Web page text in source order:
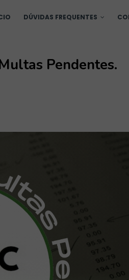
DÚVIDAS FREQUENTES
Pendentes.